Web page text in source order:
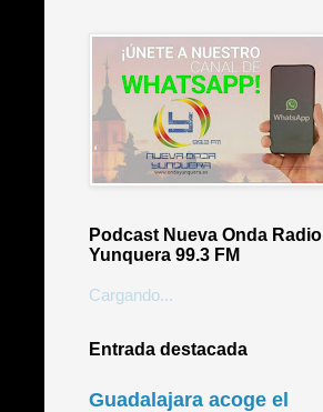
Podcast Nueva Onda Radio
Yunquera 99.3 FM
Cargando...
Entrada destacada
Guadalajara acoge el